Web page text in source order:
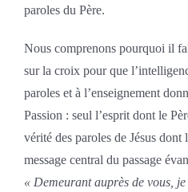
paroles du Père.
Nous comprenons pourquoi il
sur la croix pour que
paroles et à l’enseignement
Passion : seul l’esprit dont le
vérité des paroles de Jésus dont
message central du passage
« Demeurant auprès de vous,